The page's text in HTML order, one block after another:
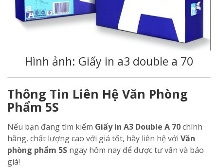
Hình ảnh: Giấy in a3 double a 70
Thông Tin Liên Hệ Văn Phòng
Phẩm 5S
Nếu bạn đang tìm kiếm Giấy in A3 Double A 70chính
hãng, chất lượng cao với giá tốt, hãy liên hệ với Văn
phòng phẩm 5S ngay hôm nay để được tư vấn và báo
giá!